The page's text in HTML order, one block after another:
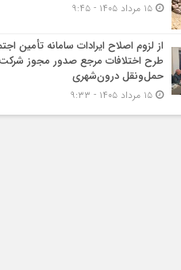
۱۵ مرداد ۱۴۰۵ - ۹:۴۵
از لزوم اصلاح ایرادات سامانه تأمین
طرح اختلافات مرجع صدور مجوز
حمل‌ونقل درون‌شهری
۱۵ مرداد ۱۴۰۵ - ۹:۳۳